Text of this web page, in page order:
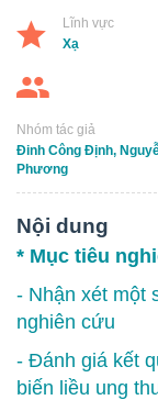
Lĩnh vực
Xạ
Nhóm tác giả
Đinh Công Định,
Phương
Nội dung
* Mục tiêu
- Nhận xét một
nghiên cứu
- Đánh giá kết
biến liều ung